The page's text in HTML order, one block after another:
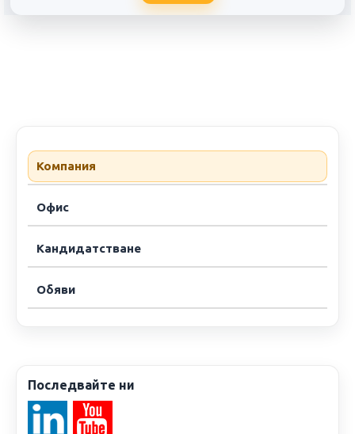
Компания
Офис
Кандидатстване
Обяви
Последвайте ни